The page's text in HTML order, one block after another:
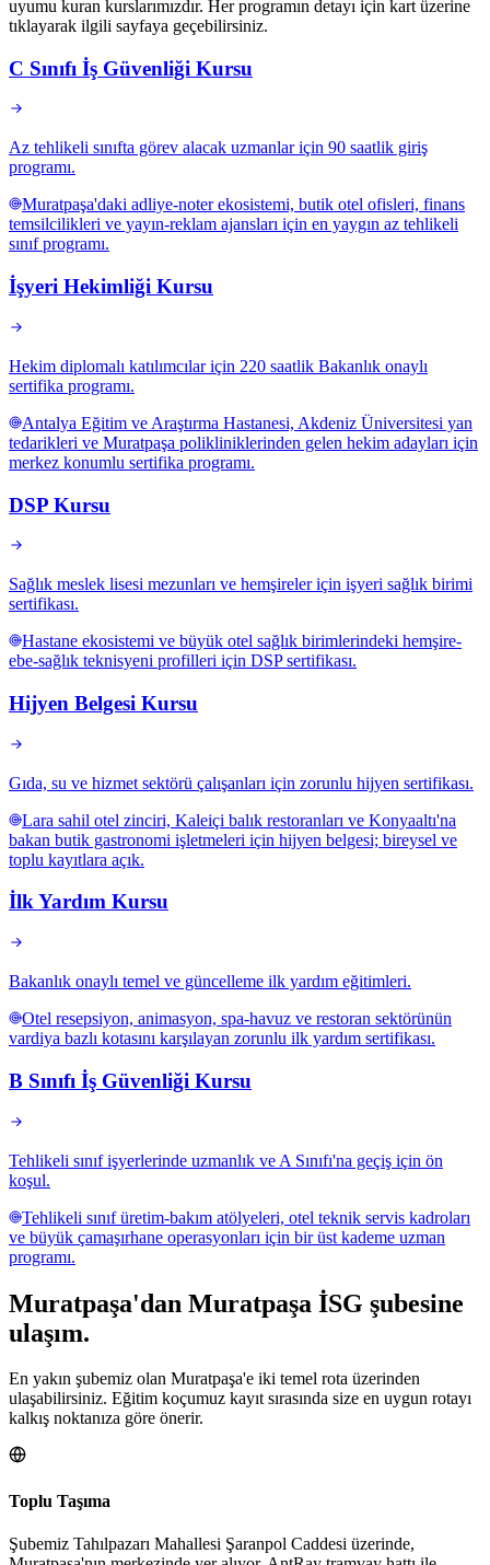
uyumu kuran kurslarımızdır. Her programın detayı için kart üzerine
tıklayarak ilgili sayfaya geçebilirsiniz.
C Sınıfı İş Güvenliği Kursu
Az tehlikeli sınıfta görev alacak uzmanlar için 90 saatlik giriş
programı.
Muratpaşa'daki adliye-noter ekosistemi, butik otel ofisleri, finans
temsilcilikleri ve yayın-reklam ajansları için en yaygın az tehlikeli
sınıf programı.
İşyeri Hekimliği Kursu
Hekim diplomalı katılımcılar için 220 saatlik Bakanlık onaylı
sertifika programı.
Antalya Eğitim ve Araştırma Hastanesi, Akdeniz Üniversitesi yan
tedarikleri ve Muratpaşa polikliniklerinden gelen hekim adayları için
merkez konumlu sertifika programı.
DSP Kursu
Sağlık meslek lisesi mezunları ve hemşireler için işyeri sağlık birimi
sertifikası.
Hastane ekosistemi ve büyük otel sağlık birimlerindeki hemşire-
ebe-sağlık teknisyeni profilleri için DSP sertifikası.
Hijyen Belgesi Kursu
Gıda, su ve hizmet sektörü çalışanları için zorunlu hijyen sertifikası.
Lara sahil otel zinciri, Kaleiçi balık restoranları ve Konyaaltı'na
bakan butik gastronomi işletmeleri için hijyen belgesi; bireysel ve
toplu kayıtlara açık.
İlk Yardım Kursu
Bakanlık onaylı temel ve güncelleme ilk yardım eğitimleri.
Otel resepsiyon, animasyon, spa-havuz ve restoran sektörünün
vardiya bazlı kotasını karşılayan zorunlu ilk yardım sertifikası.
B Sınıfı İş Güvenliği Kursu
Tehlikeli sınıf işyerlerinde uzmanlık ve A Sınıfı'na geçiş için ön
koşul.
Tehlikeli sınıf üretim-bakım atölyeleri, otel teknik servis kadroları
ve büyük çamaşırhane operasyonları için bir üst kademe uzman
programı.
Muratpaşa'dan Muratpaşa İSG şubesine
ulaşım.
En yakın şubemiz olan Muratpaşa'e iki temel rota üzerinden
ulaşabilirsiniz. Eğitim koçumuz kayıt sırasında size en uygun rotayı
kalkış noktanıza göre önerir.
Toplu Taşıma
Şubemiz Tahılpazarı Mahallesi Şaranpol Caddesi üzerinde,